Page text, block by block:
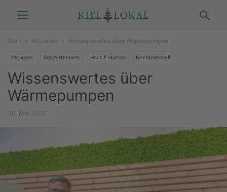
Start Aktuelles Wissenswertes über Wärmepumpen
Aktuelles Sonderthemen Haus & Garten Nachhaltigkeit
Wissenswertes über
Wärmepumpen
30. Mai 2025